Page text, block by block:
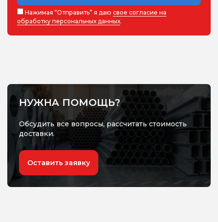
Нажимая “Отправить” я даю свое согласие на
обработку персональных данных.
НУЖНА ПОМОЩЬ?
Обсудить все вопросы, рассчитать стоимость
доставки.
Оставить заявку